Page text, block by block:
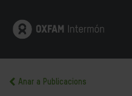
Anar a Publicacions